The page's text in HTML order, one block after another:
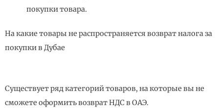
покупки товара.
На какие товары не распространяется возврат налога за
покупки в Дубае
Существует ряд категорий товаров, на которые вы не
сможете оформить возврат НДС в ОАЭ.